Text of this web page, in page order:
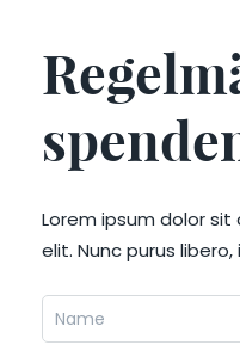
Lorem ipsum dolor
elit. Nunc purus